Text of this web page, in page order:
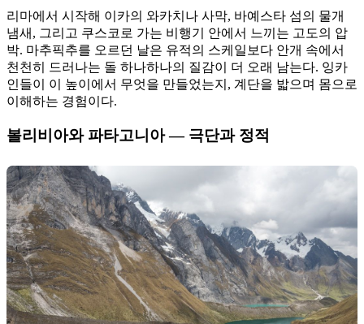
리마에서 시작해 이카의 와카치나 사막, 바예스타 섬의 물개
냄새, 그리고 쿠스코로 가는 비행기 안에서 느끼는 고도의 압
박. 마추픽추를 오르던 날은 유적의 스케일보다 안개 속에서
천천히 드러나는 돌 하나하나의 질감이 더 오래 남는다. 잉카
인들이 이 높이에서 무엇을 만들었는지, 계단을 밟으며 몸으로
이해하는 경험이다.
볼리비아와 파타고니아 — 극단과 정적